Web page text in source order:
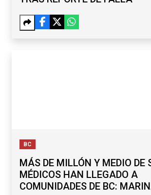
BC
MÁS DE MILLÓN Y MEDIO DE
MÉDICOS HAN LLEGADO A
COMUNIDADES DE BC: